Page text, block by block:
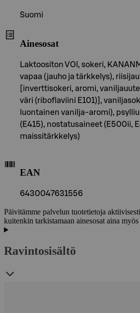
Suomi
Ainesosat
Laktoositon VOI, sokeri,
vapaa (jauho ja tärkkelys),
[inverttisokeri, aromi,
väri (riboflaviini E101)],
luontainen vanilja-aromi),
(E415), nostatusaineet (E500ii,
maissitärkkelys)
EAN
6430047631556
Päivitämme palvelun tuotetietoja
kuitenkin tarkistamaan ainesosat aina
Ravintosisältö